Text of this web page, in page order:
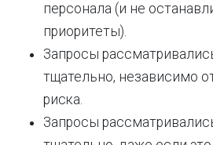
персонала (и не
приоритеты).
Запросы
тщательно, независимо
риска.
Запросы